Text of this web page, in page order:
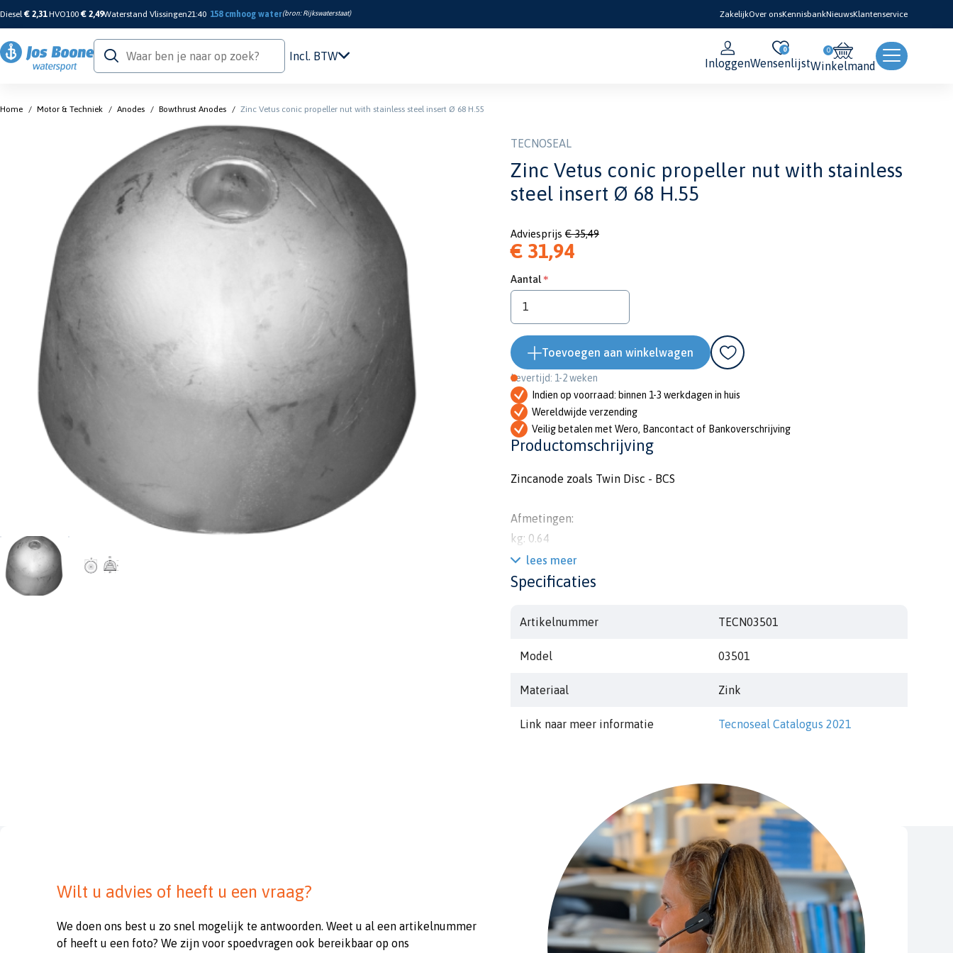
Diesel€ 2,31 HVO100 € 2,49Waterstand Vlissingen21:40 158 cm hoog water(bron:Rijkswaterstaat) ZakelijkOver onsKennisbankNieuwsKlantenservice
Navigatie & Elektronica
Veiligheid
Boeken & Kaarten
Verf & Onderhoud
Tuigage & Dekuitrusting
Rubberboten & Motoren
Incl. BTW
Inloggen
0
WensenlijstWinkelmand
Home / Motor & Techniek / Anodes / Bowthrust Anodes / Zinc Vetus conic propeller nut with stainless steel insert Ø 68 H.55
TECNOSEAL
Zinc Vetus conic propeller nut with stainless
steel insert Ø 68 H.55
Adviesprijs € 35,49
€ 31,94
Aantal
Toevoegen aan winkelwagen
Levertijd: 1-2 weken
Indien op voorraad: binnen 1-3 werkdagen in huis
Wereldwijde verzending
Veilig betalen met Wero, Bancontact of Bankoverschrijving
Productomschrijving
Zincanode zoals Twin Disc - BCS
Afmetingen:
kg: 0.64
lbs: 1.41
h: 55mm
diam1: 56mm
lees meer
Specificaties
Artikelnummer TECN03501
Model 03501
Materiaal Zink
Link naar meer informatie Tecnoseal Catalogus 2021
Wilt u advies of heeft u een vraag?
We doen ons best u zo snel mogelijk te antwoorden. Weet u al een artikelnummer
of heeft u een foto? We zijn voor spoedvragen ook bereikbaar op ons